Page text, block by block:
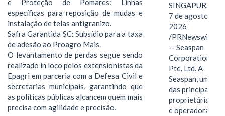
e Proteção de Pomares: Linhas
específicas para reposição de mudas e
instalação de telas antigranizo.
Safra Garantida SC: Subsídio para a taxa
de adesão ao Proagro Mais.
O levantamento de perdas segue sendo
realizado in loco pelos extensionistas da
Epagri em parceria com a Defesa Civil e
secretarias municipais, garantindo que
as políticas públicas alcancem quem mais
precisa com agilidade e precisão.
SINGAPURA,
7 de agosto de
2026
/PRNewswire/
-- Seaspan
Corporation
Pte. Ltd. A
Seaspan, uma
das principais
proprietárias
e operadoras